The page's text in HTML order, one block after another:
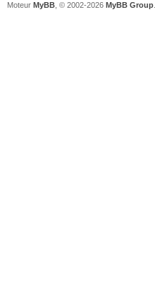
Moteur MyBB , © 2002-2026 MyBB Group